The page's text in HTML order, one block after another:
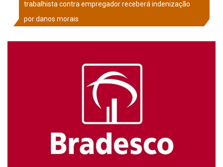
trabalhista contra empregador receberá indenização
por danos morais